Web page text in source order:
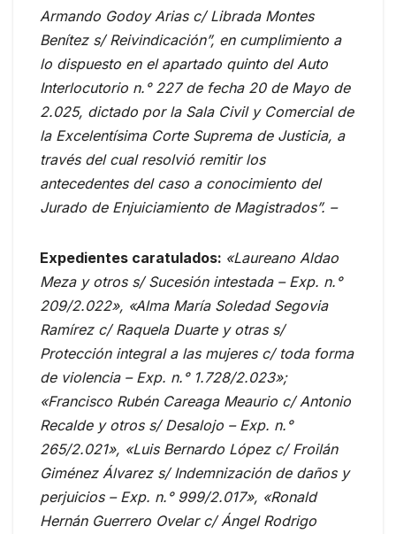
Armando Godoy Arias c/ Librada Montes
Benítez s/ Reivindicación”, en cumplimiento a
lo dispuesto en el apartado quinto del Auto
Interlocutorio n.° 227 de fecha 20 de Mayo de
2.025, dictado por la Sala Civil y Comercial de
la Excelentísima Corte Suprema de Justicia, a
través del cual resolvió remitir los
antecedentes del caso a conocimiento del
Jurado de Enjuiciamiento de Magistrados”. –
Expedientes caratulados: «Laureano Aldao
Meza y otros s/ Sucesión intestada – Exp. n.°
209/2.022», «Alma María Soledad Segovia
Ramírez c/ Raquela Duarte y otras s/
Protección integral a las mujeres c/ toda forma
de violencia – Exp. n.° 1.728/2.023»;
«Francisco Rubén Careaga Meaurio c/ Antonio
Recalde y otros s/ Desalojo – Exp. n.°
265/2.021», «Luis Bernardo López c/ Froilán
Giménez Álvarez s/ Indemnización de daños y
perjuicios – Exp. n.° 999/2.017», «Ronald
Hernán Guerrero Ovelar c/ Ángel Rodrigo